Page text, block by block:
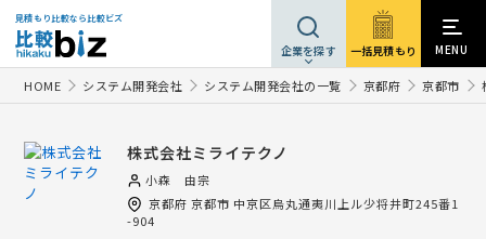
見積もり比較なら比較ビズ
企業を探す 一括見積もり MENU
HOME システム開発会社 システム開発会社の一覧 京都府 京都市
株式会社ミライテクノ
小森 由宗
京都府 京都市 中京区烏丸通夷川上ル少将井町245番1
-904